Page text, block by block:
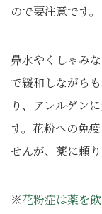
ので要注意です。
鼻水やくしゃみ
で緩和しながら
り、アレルゲン
す。花粉への免
せんが、薬に頼
※花粉症は薬を